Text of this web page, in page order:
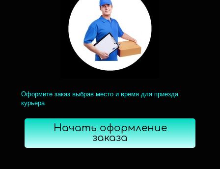
Оформите заказ выбрав место и время для приезда
курьера
Начать оформление
заказа